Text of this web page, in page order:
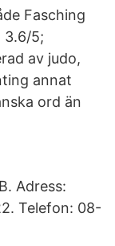
Fasching
3.6/5;
av judo,
annat
ord än
Adress:
Telefon: 08-